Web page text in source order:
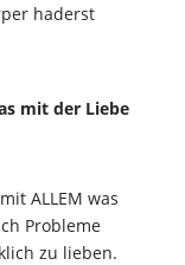
haderst
mit der Liebe
ALLEM was
Probleme
zu lieben.